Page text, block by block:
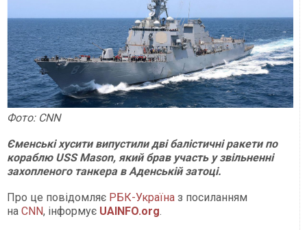
Фото: CNN
Єменські хусити випустили дві балістичні ракети по
кораблю USS Mason, який брав участь у звільненні
захопленого танкера в Аденській затоці.
Про це повідомляє РБК-Україна з посиланням
на CNN, інформує UAINFO.org.